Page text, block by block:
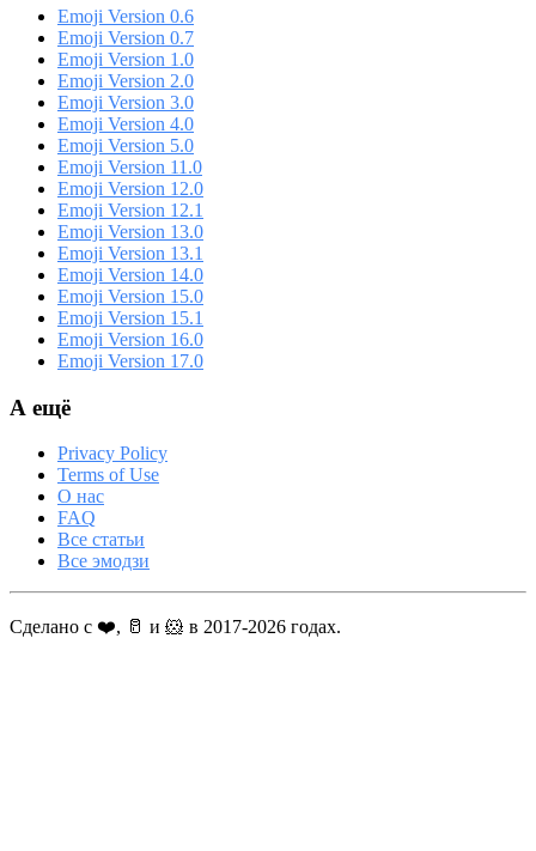
Emoji Version 0.6
Emoji Version 0.7
Emoji Version 1.0
Emoji Version 2.0
Emoji Version 3.0
Emoji Version 4.0
Emoji Version 5.0
Emoji Version 11.0
Emoji Version 12.0
Emoji Version 12.1
Emoji Version 13.0
Emoji Version 13.1
Emoji Version 14.0
Emoji Version 15.0
Emoji Version 15.1
Emoji Version 16.0
Emoji Version 17.0
А ещё
Privacy Policy
Terms of Use
О нас
FAQ
Все статьи
Все эмодзи
Сделано с ❤️, 🥛 и 🐹 в 2017-2026 годах.